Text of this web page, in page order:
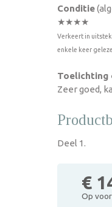
Conditie
★★★★
Verkeert in
enkele keer
Toelichting
Zeer goed,
Deel 1.
€
Op